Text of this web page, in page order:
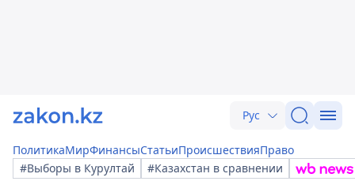
Рус
ПолитикаМирФинансыСтатьиПроисшествияПраво
#Выборы в Курултай
#Казахстан в сравнении